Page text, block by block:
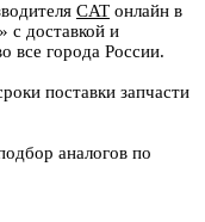
CAT онлайн в
с доставкой и
все города России.
поставки запчасти
аналогов по